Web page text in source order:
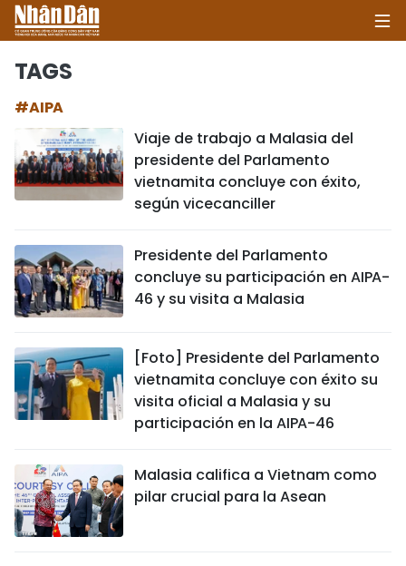
POLÍTICA
ECONOMÍA
SOCIEDAD
SALUD - MEDIO AMBIENTE
INTERNACIONAL
DEPORTES
VIAJES
TAGS
#AIPA
Viaje de trabajo a Malasia del
presidente del Parlamento
vietnamita concluye con éxito,
según vicecanciller
Presidente del Parlamento
concluye su participación en AIPA-
46 y su visita a Malasia
[Foto] Presidente del Parlamento
vietnamita concluye con éxito su
visita oficial a Malasia y su
participación en la AIPA-46
Malasia califica a Vietnam como
pilar crucial para la Asean